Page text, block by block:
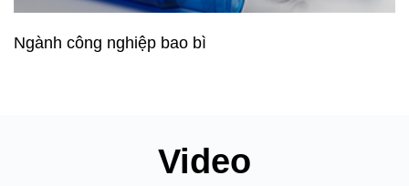
Ngành công nghiệp bao bì
Video